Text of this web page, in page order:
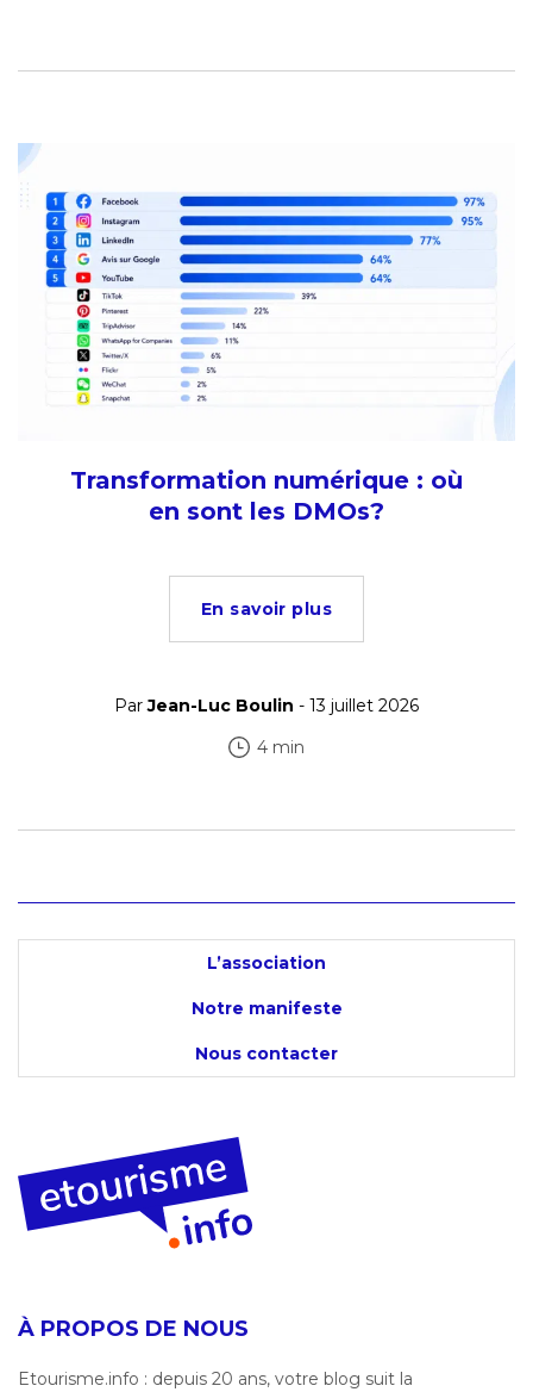
Transformation numérique : où
en sont les DMOs?
En savoir plus
ParJean-Luc Boulin - 13 juillet 2026
4 min
L’association
Notre manifeste
Nous contacter
À PROPOS DE NOUS
Etourisme.info : depuis 20 ans, votre blog suit la